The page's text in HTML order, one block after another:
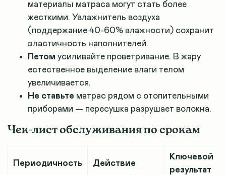
материалы матраса могут стать более
жесткими. Увлажнитель воздуха
(поддержание 40-60% влажности) сохранит
эластичность наполнителей.
Летом усиливайте проветривание. В жару
естественное выделение влаги телом
увеличивается.
Не ставьте матрас рядом с отопительными
приборами — пересушка разрушает волокна.
Чек-лист обслуживания по срокам
Периодичность Действие
Ключевой
результат